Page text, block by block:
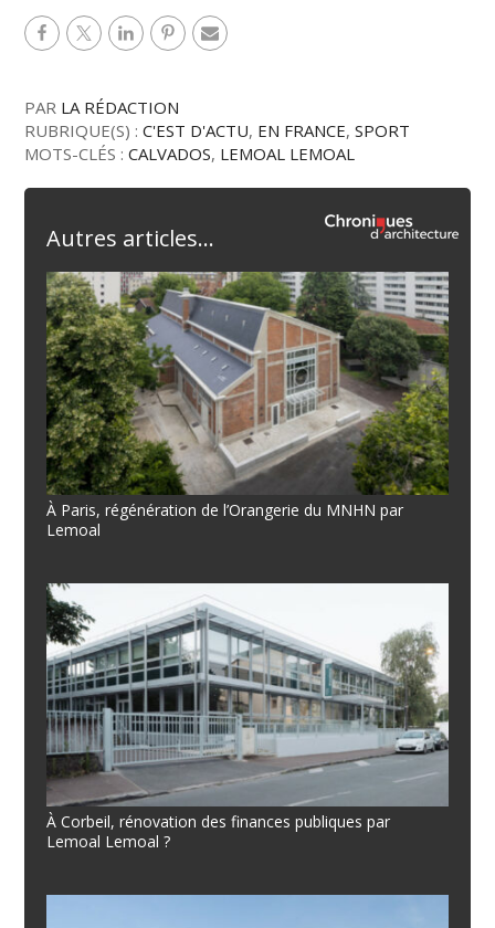
PAR LA RÉDACTION
RUBRIQUE(S) :C'EST D'ACTU, EN FRANCE,SPORT
MOTS-CLÉS :CALVADOS, LEMOAL LEMOAL
Autres articles...
À Paris, régénération de l’Orangerie du MNHN par
Lemoal
À Corbeil, rénovation des finances publiques par
Lemoal Lemoal ?